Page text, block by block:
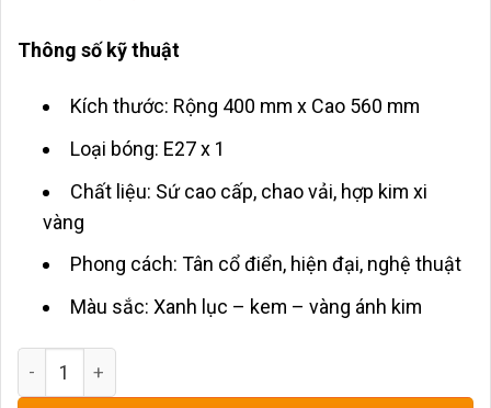
Thông số kỹ thuật
Kích thước: Rộng 400 mm x Cao 560 mm
Loại bóng: E27 x 1
Chất liệu: Sứ cao cấp, chao vải, hợp kim xi
vàng
Phong cách: Tân cổ điển, hiện đại, nghệ thuật
Màu sắc: Xanh lục – kem – vàng ánh kim
Đèn Bàn Trang Trí Phòng Ngủ HD-DB88 số lượng